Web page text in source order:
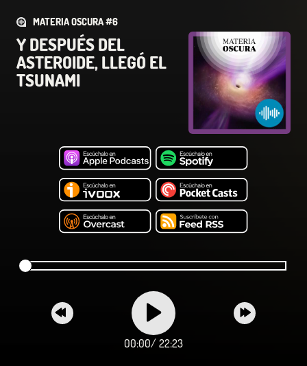
MATERIA OSCURA #6
Y DESPUÉS DEL
ASTEROIDE, LLEGÓ EL
TSUNAMI
00:00/ 22:23